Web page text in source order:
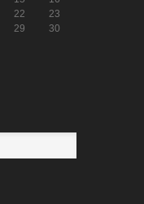
22
23
29
30